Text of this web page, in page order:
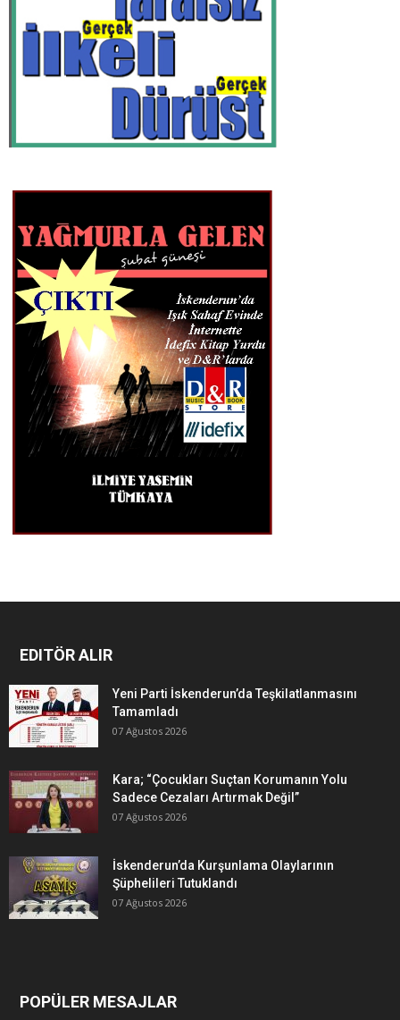
EDITÖR ALIR
Yeni Parti İskenderun’da Teşkilatlanmasını
Tamamladı
07 Ağustos 2026
Kara; “Çocukları Suçtan Korumanın Yolu
Sadece Cezaları Artırmak Değil”
07 Ağustos 2026
İskenderun’da Kurşunlama Olaylarının
Şüphelileri Tutuklandı
07 Ağustos 2026
POPÜLER MESAJLAR